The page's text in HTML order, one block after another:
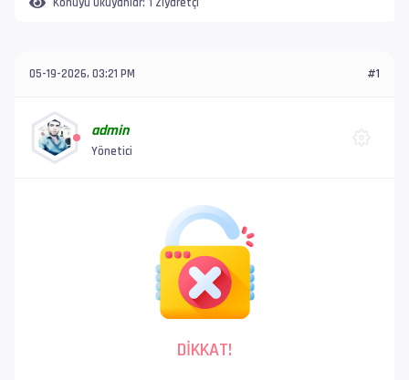
05-19-2026, 03:21 PM #1
admin
Yönetici
DİKKAT!